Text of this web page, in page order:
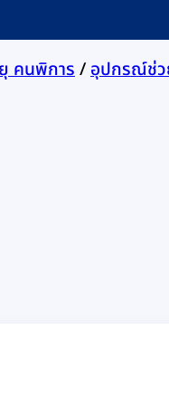
คนพิการ/อุปกรณ์ช่ว